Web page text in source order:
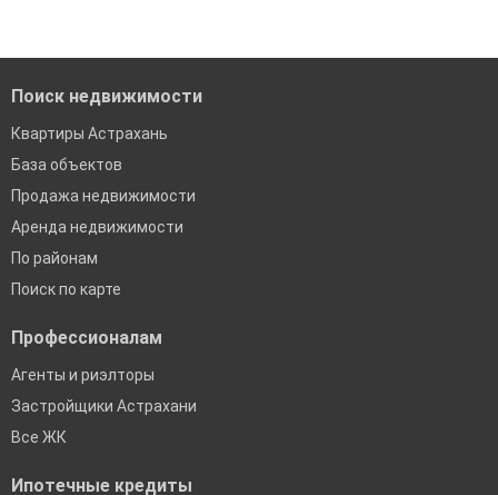
Поиск недвижимости
Квартиры Астрахань
База объектов
Продажа недвижимости
Аренда недвижимости
По районам
Поиск по карте
Профессионалам
Агенты и риэлторы
Застройщики Астрахани
Все ЖК
Ипотечные кредиты